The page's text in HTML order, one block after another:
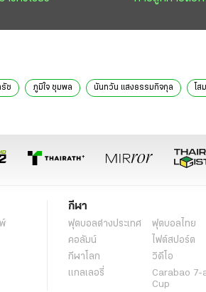
ช ภูมิใจ ชุมพล นันทวัน แสงธรรมกิจกุล โส
กีฬา
ฟุตบอลต่่างประเทศ
ฟุตบอลไทย
คอลัมน์
ไฟต์สปอร์ต
กีฬาโลก
วิดีโอ
แกลเลอรี่
Carabao 7-
Cup